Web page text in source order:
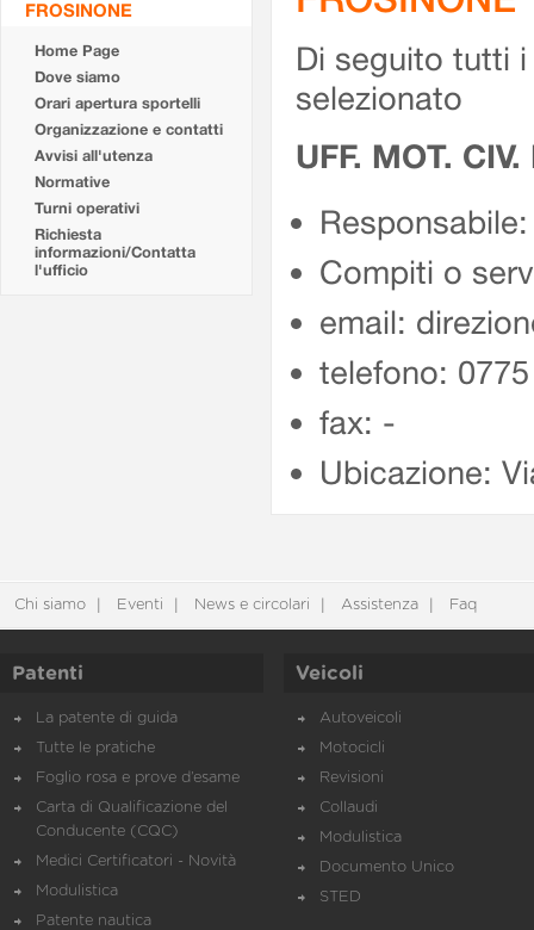
FROSINONE
Home Page
Dove siamo
Orari apertura sportelli
Organizzazione e contatti
Avvisi all'utenza
Normative
Turni operativi
Richiesta
informazioni/Contatta
l'ufficio
Di seguito tutti
selezionato
UFF. MOT.
Compiti o
email:
telefono:
fax: -
Ubicazione:
Chi siamo Eventi News e circolari Assistenza Faq
Patenti
La patente di guida
Tutte le pratiche
Foglio rosa e prove d’esame
Carta di Qualificazione del
Conducente (CQC)
Medici Certificatori - Novità
Modulistica
Patente nautica
Veicoli
Autoveicoli
Motocicli
Revisioni
Collaudi
Modulistica
Documento Unico
STED